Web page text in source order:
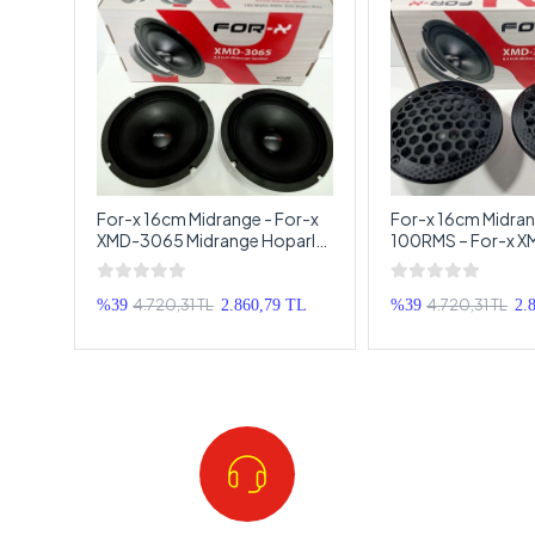
For-x 16cm Midrange - For-x
XMD-3065 Midrange Hoparlör
- 200w 100Rms
%39 4.720,31 TL 2.860,79 TL
For-x 16cm
100RMS – For-x
Kapaklı Midrange
16cm
%39 4.720,31 TL